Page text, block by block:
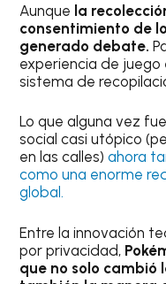
Aunque la
consentimiento de
generado debate.
experiencia de juego
sistema de
Lo que alguna vez
social casi utópico
en las calles)ahora
como una enorme
global.
Entre la innovación
por privacidad,
que no solo cambió